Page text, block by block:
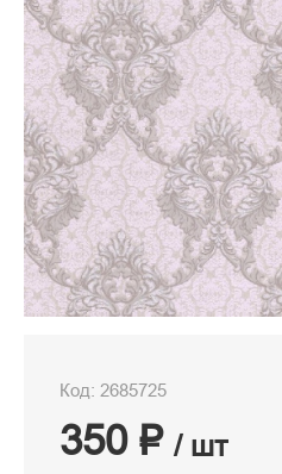
Код: 2685725
350 ₽ / шт